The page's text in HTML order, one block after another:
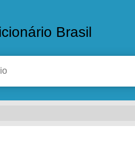
Brasil